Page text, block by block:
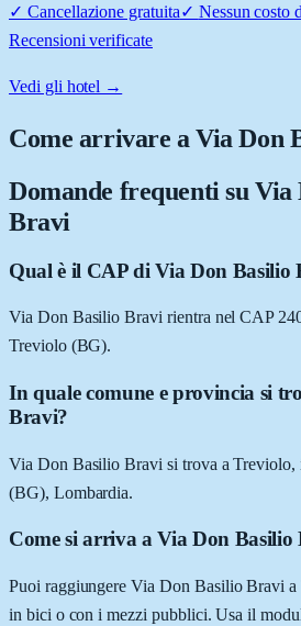
✓ Cancellazione gratuita✓ Nessun costo
Recensioni verificate
Vedi gli hotel →
Come arrivare aVia Don
Domande frequenti su Via
Bravi
Qual è il CAP di Via Don Basilio
Via Don Basilio Bravi rientra nel CAP
Treviolo (BG).
In quale comune e provincia si
Bravi?
Via Don Basilio Bravi si trova a
(BG), Lombardia.
Come si arriva a Via Don Basilio
Puoi raggiungere Via Don Basilio Bravi
in bici o con i mezzi pubblici. Usa il